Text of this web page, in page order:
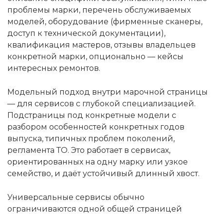
проблемы марки, перечень обслуживаемых
моделей, оборудование (фирменные сканеры,
доступ к технической документации),
квалификация мастеров, отзывы владельцев
конкретной марки, опционально — кейсы
интересных ремонтов.
Модельный подход внутри марочной страницы
— для сервисов с глубокой специализацией.
Подстраницы под конкретные модели с
разбором особенностей конкретных годов
выпуска, типичных проблем поколений,
регламента ТО. Это работает в сервисах,
ориентированных на одну марку или узкое
семейство, и даёт устойчивый длинный хвост.
Универсальные сервисы обычно
ограничиваются одной общей страницей